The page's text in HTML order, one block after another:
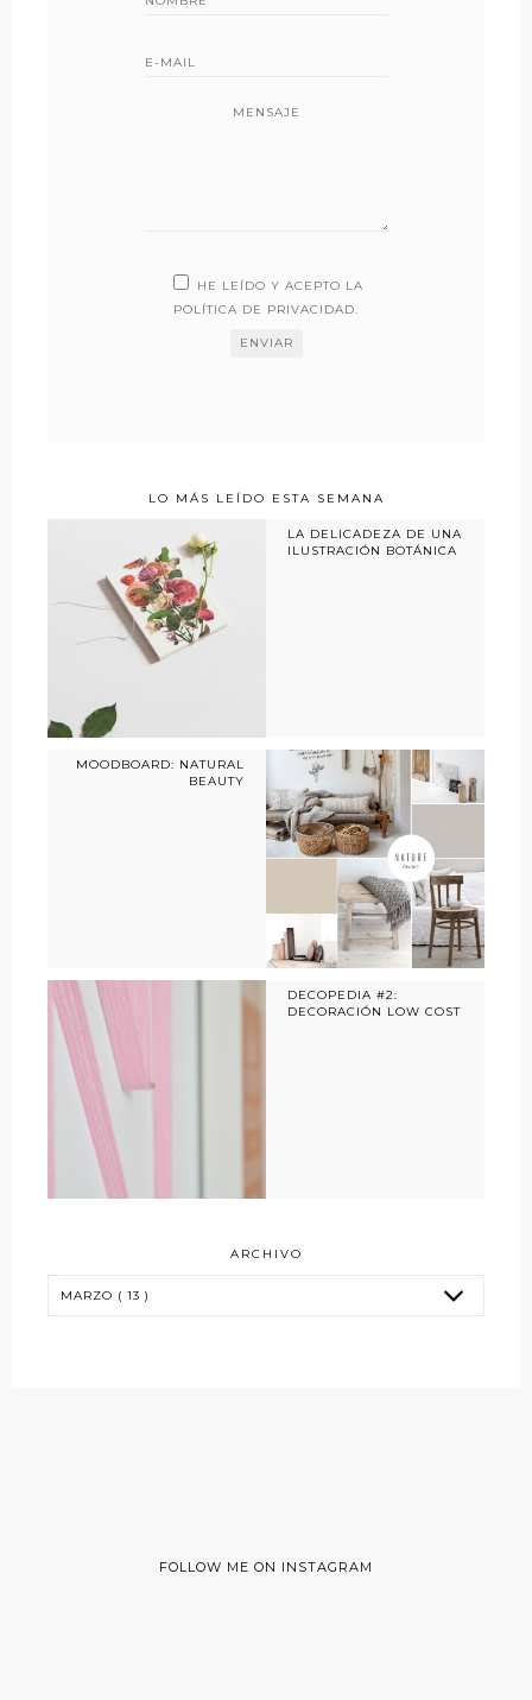
MENSAJE
HE LEÍDO Y ACEPTO LA
POLÍTICA DE PRIVACIDAD.
LO MÁS LEÍDO ESTA SEMANA
LA DELICADEZA DE UNA
ILUSTRACIÓN BOTÁNICA
MOODBOARD: NATURAL
BEAUTY
DECOPEDIA #2:
DECORACIÓN LOW COST
ARCHIVO
FOLLOW ME ON INSTAGRAM